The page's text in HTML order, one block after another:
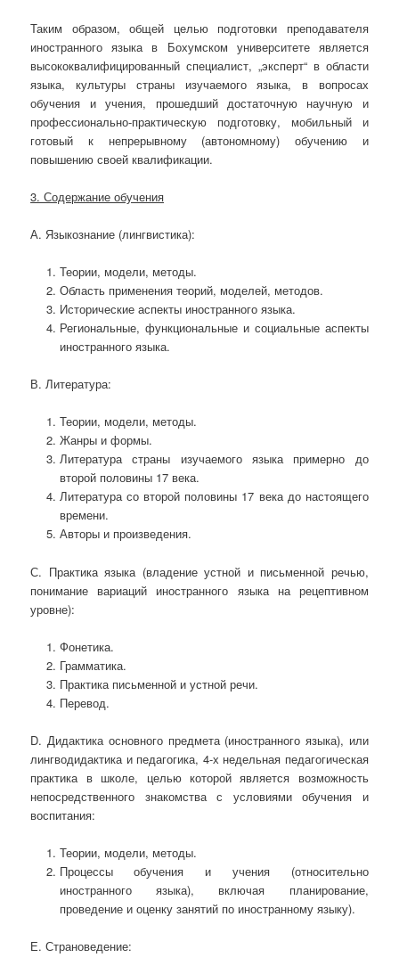
Таким образом, общей целью подготовки преподавателя
иностранного языка в Бохумском университете является
высококвалифицированный специалист, „эксперт“ в области
языка, культуры страны изучаемого языка, в вопросах
обучения и учения, прошедший достаточную научную и
профессионально-практическую подготовку, мобильный и
готовый к непрерывному (автономному) обучению и
повышению своей квалификации.
3. Содержание обучения
А. Языкознание (лингвистика):
Теории, модели, методы.
Область применения теорий, моделей, методов.
Исторические аспекты иностранного языка.
Региональные, функциональные и социальные аспекты
иностранного языка.
В. Литература:
Теории, модели, методы.
Жанры и формы.
Литература страны изучаемого языка примерно до
второй половины 17 века.
Литература со второй половины 17 века до настоящего
времени.
Авторы и произведения.
С. Практика языка (владение устной и письменной речью,
понимание вариаций иностранного языка на рецептивном
уровне):
Фонетика.
Грамматика.
Практика письменной и устной речи.
Перевод.
D. Дидактика основного предмета (иностранного языка), или
лингводидактика и педагогика, 4-х недельная педагогическая
практика в школе, целью которой является возможность
непосредственного знакомства с условиями обучения и
воспитания:
Теории, модели, методы.
Процессы обучения и учения (относительно
иностранного языка), включая планирование,
проведение и оценку занятий по иностранному языку).
Е. Страноведение: